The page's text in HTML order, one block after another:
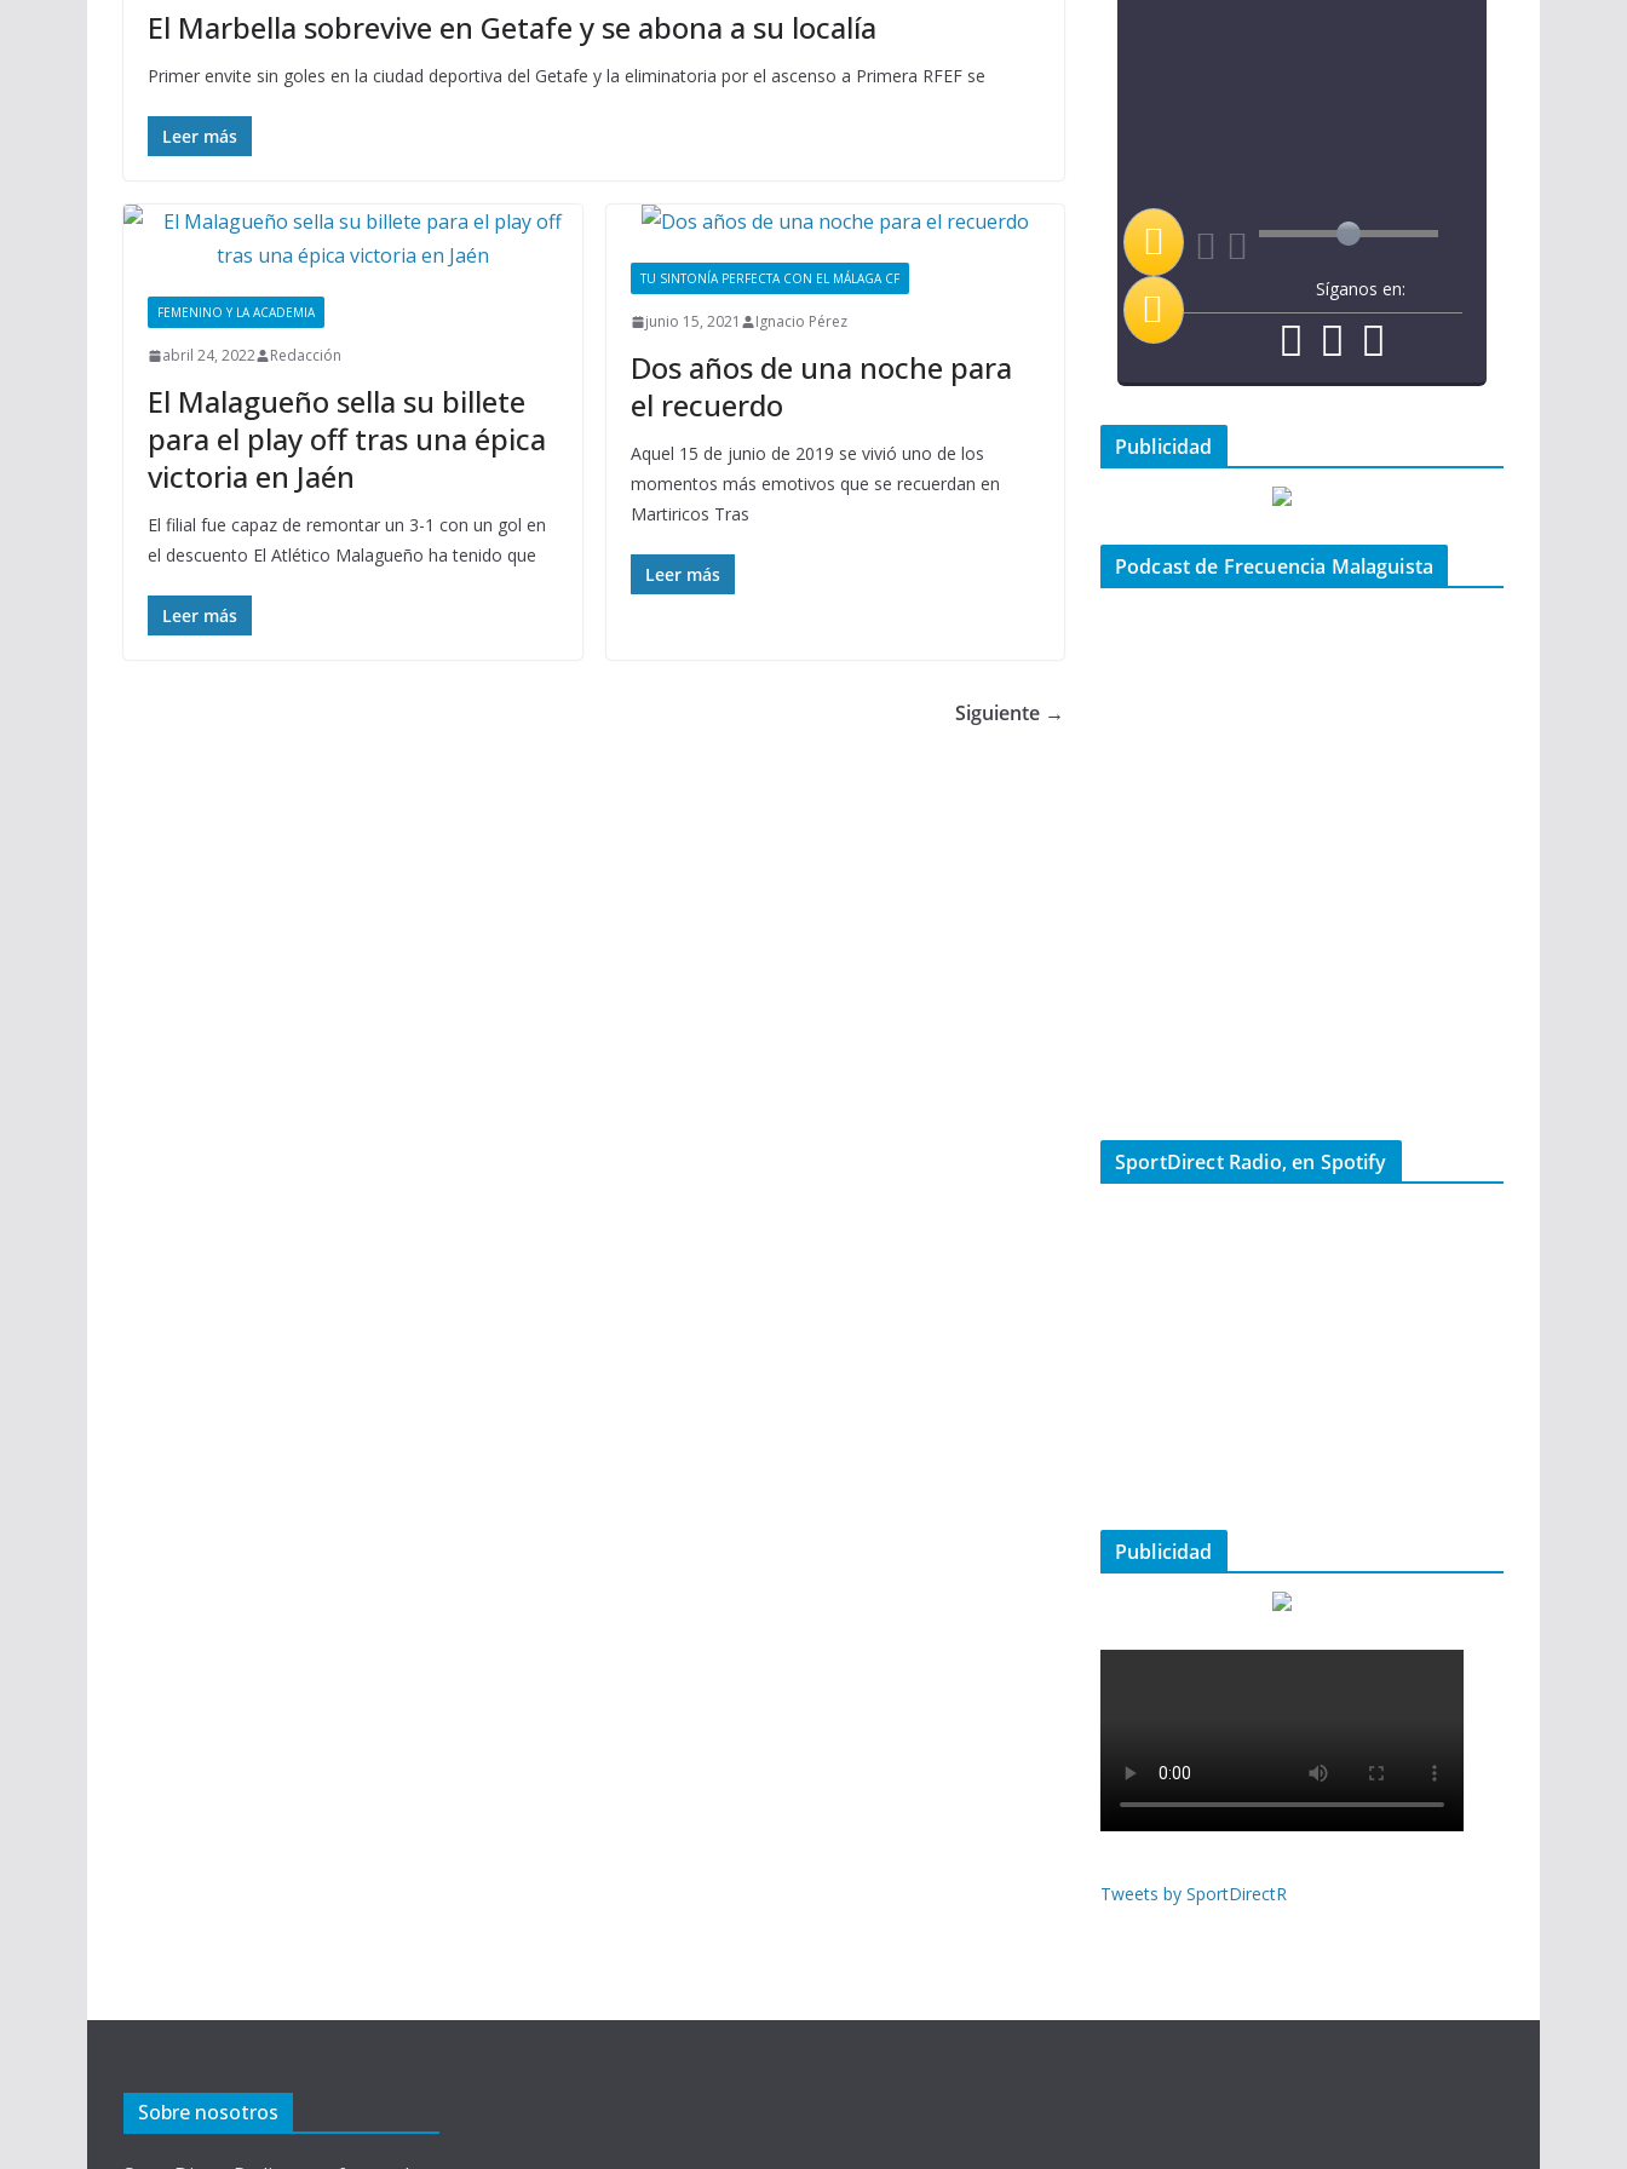
El Marbella sobrevive en Getafe y se abona a su localía
Primer envite sin goles en la ciudad deportiva del Getafe y la eliminatoria por el ascenso a Primera RFEF se
Leer más
FEMENINO Y LA ACADEMIA
abril 24, 2022 Redacción
El Malagueño sella su billete
para el play off tras una épica
victoria en Jaén
El filial fue capaz de remontar un 3-1 con un gol en
el descuento El Atlético Malagueño ha tenido que
Leer más
TU SINTONÍA PERFECTA CON EL MÁLAGA CF
junio 15, 2021 Ignacio Pérez
Dos años de una noche para
el recuerdo
Aquel 15 de junio de 2019 se vivió uno de los
momentos más emotivos que se recuerdan en
Martiricos Tras
Leer más
Siguiente →
Síganos en:
Publicidad
Podcast de Frecuencia Malaguista
SportDirect Radio, en Spotify
Publicidad
Tweets by SportDirectR
Sobre nosotros